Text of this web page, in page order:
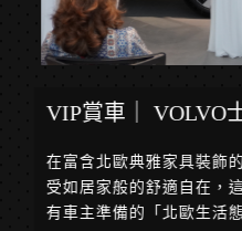
VIP賞車｜ VOLVO
在富含北歐典雅家具裝飾
受如居家般的舒適自在，
有車主準備的「北歐生活